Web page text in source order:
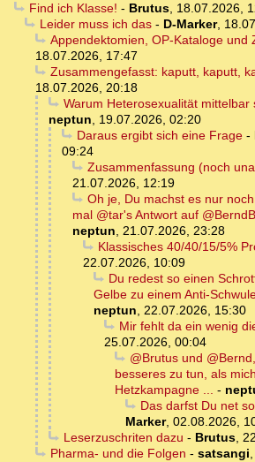
Find ich Klasse! - Brutus, 18.07.2026,
Leider muss ich das- D-Marker,
Appendektomien, OP-Kataloge und
18.07.2026, 17:47
Zusammengefasst: kaputt, kaputt,
18.07.2026, 20:18
Warum Heterosexualität mittelbar
neptun, 19.07.2026, 02:20
Daraus ergibt sich eine Frage-
09:24
Zusammenfassung (noch
21.07.2026, 12:19
Oh je, Du machst es nur
mal @tar's Antwort auf
neptun, 21.07.2026, 23:28
Klassisches 40/40/15/5%
22.07.2026, 10:09
Du redest so einen
Gelbe zu einem Anti-
neptun, 22.07.2026, 15:30
Mir fehlt da ein wenig
25.07.2026, 00:04
@Brutus und
besseres zu tun, als
Hetzkampagne ... -
Das darfst Du net
Marker, 02.08.2026,
Leserzuschriten dazu - Brutus,
Pharma- und die Folgen - satsangi,